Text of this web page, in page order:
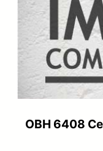
OBH 6408